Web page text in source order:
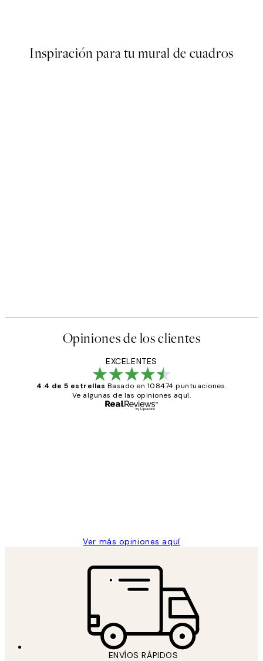
Inspiración para tu mural de cuadros
Opiniones de los clientes
EXCELENTES
4.4 de 5 estrellas Basado en 108474 puntuaciones.
Ve algunas de las opiniones aquí.
Ver más opiniones aquí
ENVÍOS RÁPIDOS